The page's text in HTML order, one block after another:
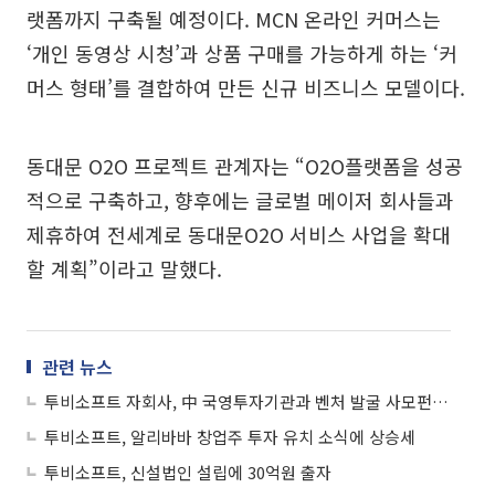
랫폼까지 구축될 예정이다. MCN 온라인 커머스는
‘개인 동영상 시청’과 상품 구매를 가능하게 하는 ‘커
머스 형태’를 결합하여 만든 신규 비즈니스 모델이다.
동대문 O2O 프로젝트 관계자는 “O2O플랫폼을 성공
적으로 구축하고, 향후에는 글로벌 메이저 회사들과
제휴하여 전세계로 동대문O2O 서비스 사업을 확대
할 계획”이라고 말했다.
관련 뉴스
투비소프트 자회사, 中 국영투자기관과 벤처 발굴 사모펀드 조성
투비소프트, 알리바바 창업주 투자 유치 소식에 상승세
투비소프트, 신설법인 설립에 30억원 출자